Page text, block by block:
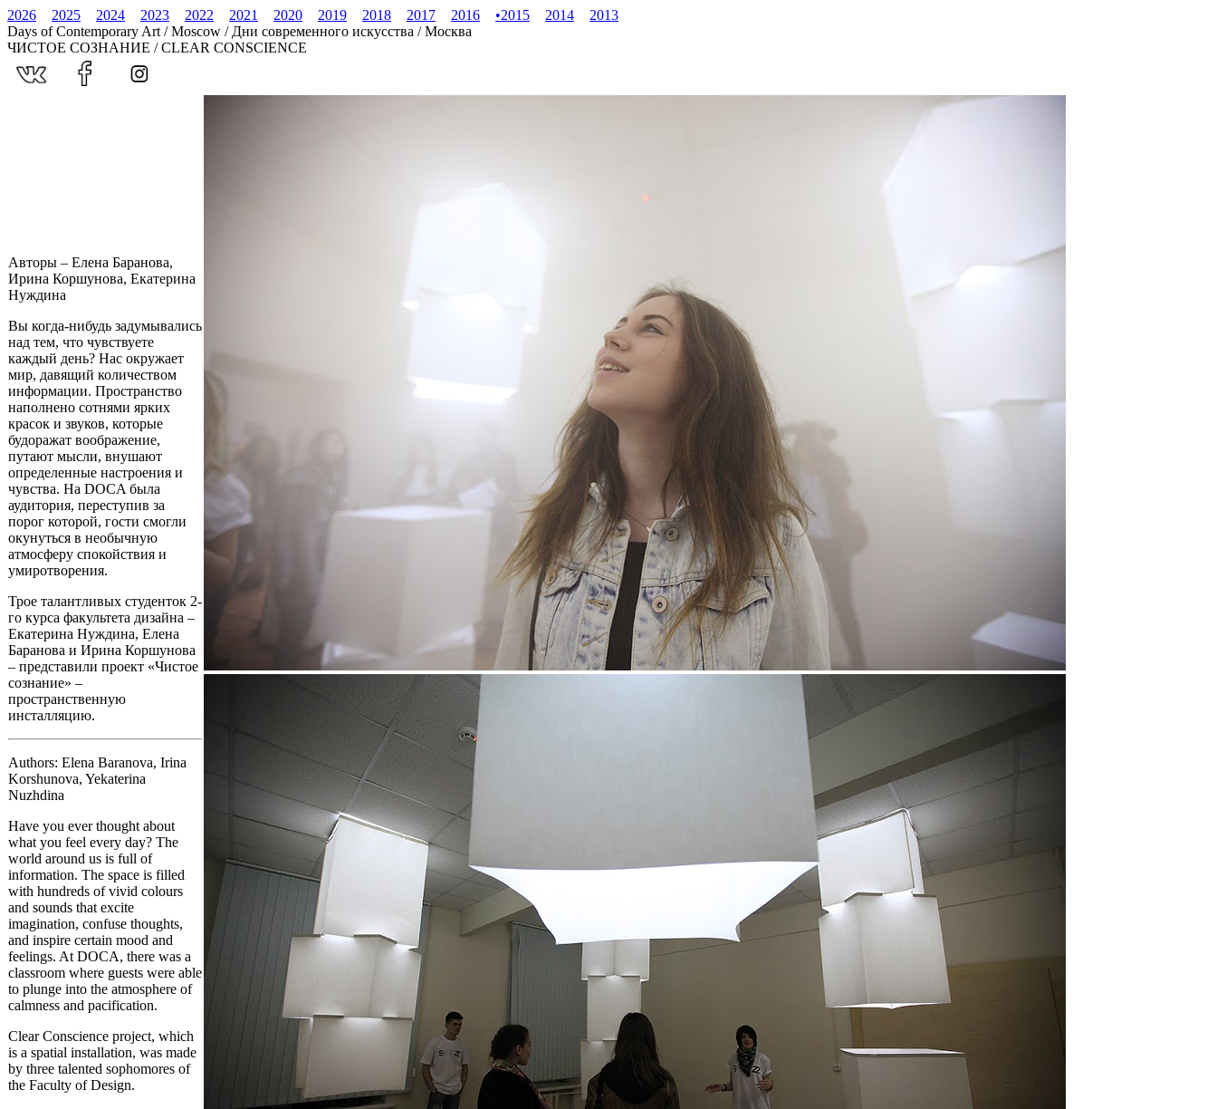
2026 2025 2024 2023 2022 2021 2020 2019 2018 2017 2016 •2015 2014
2013
Days of Contemporary Art / Moscow / Дни современного искусства / Москва
ЧИСТОЕ СОЗНАНИЕ / CLEAR CONSCIENCE
Авторы – Елена Баранова,
Ирина Коршунова, Екатерина
Нуждина
Вы когда-нибудь задумывались
над тем, что чувствуете
каждый день? Нас окружает
мир, давящий количеством
информации. Пространство
наполнено сотнями ярких
красок и звуков, которые
будоражат воображение,
путают мысли, внушают
определенные настроения и
чувства. На DOCA была
аудитория, переступив за
порог которой, гости смогли
окунуться в необычную
атмосферу спокойствия и
умиротворения.
Трое талантливых студенток 2-
го курса факультета дизайна –
Екатерина Нуждина, Елена
Баранова и Ирина Коршунова
– представили проект «Чистое
сознание» –
пространственную
инсталляцию.
Authors: Elena Baranova, Irina
Korshunova, Yekaterina
Nuzhdina
Have you ever thought about
what you feel every day? The
world around us is full of
information. The space is filled
with hundreds of vivid colours
and sounds that excite
imagination, confuse thoughts,
and inspire certain mood and
feelings. At DOCA, there was a
classroom where guests were able
to plunge into the atmosphere of
calmness and pacification.
Clear Conscience project, which
is a spatial installation, was made
by three talented sophomores of
the Faculty of Design.